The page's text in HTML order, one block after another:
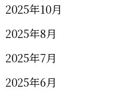
2025年10月
2025年8月
2025年7月
2025年6月